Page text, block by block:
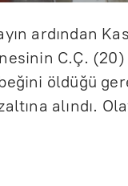
ardından
C.Ç.
öldüğü
alındı.